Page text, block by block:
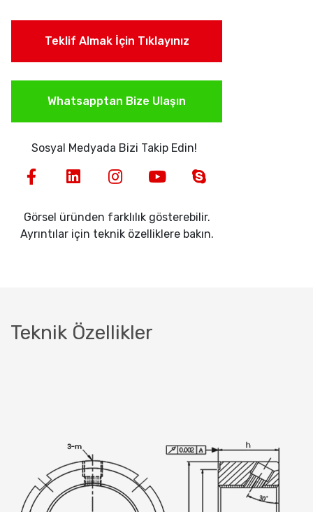
Teklif Almak İçin Tıklayınız
Whatsapptan Bize Ulaşın
Sosyal Medyada Bizi Takip Edin!
Görsel üründen farklılık gösterebilir.
Ayrıntılar için teknik özelliklere bakın.
Teknik Özellikler